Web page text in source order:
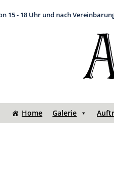
15 - 18 Uhr und nach
Home Galerie